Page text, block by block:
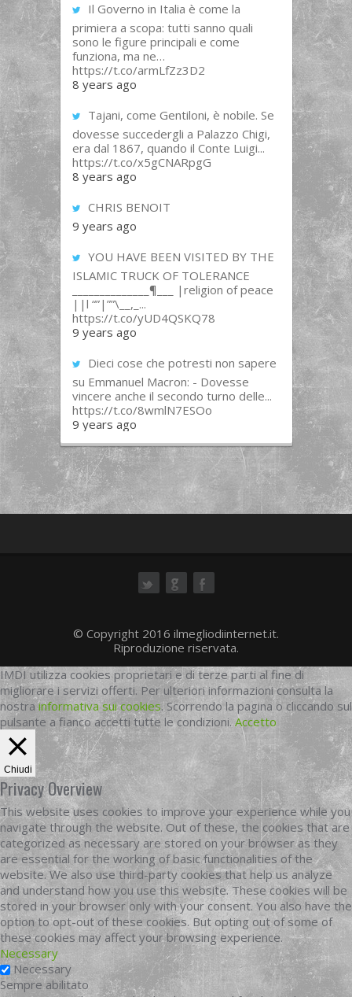
Il Governo in Italia è come la
primiera a scopa: tutti sanno quali
sono le figure principali e come
funziona, ma ne…
https://t.co/armLfZz3D2
8 years ago
Tajani, come Gentiloni, è nobile. Se
dovesse succedergli a Palazzo Chigi,
era dal 1867, quando il Conte Luigi...
https://t.co/x5gCNARpgG
8 years ago
CHRIS BENOIT
9 years ago
YOU HAVE BEEN VISITED BY THE
ISLAMIC TRUCK OF TOLERANCE
______________¶___ |religion of peace
||l “”|””\__,_...
https://t.co/yUD4QSKQ78
9 years ago
Dieci cose che potresti non sapere
su Emmanuel Macron: - Dovesse
vincere anche il secondo turno delle...
https://t.co/8wmlN7ESOo
9 years ago
© Copyright 2016 ilmegliodiinternet.it.
Riproduzione riservata.
IMDI utilizza cookies proprietari e di terze parti al fine di
migliorare i servizi offerti. Per ulteriori informazioni consulta la
nostrainformativa sui cookies. Scorrendo la pagina o cliccando sul
pulsante a fianco accetti tutte le condizioni.Accetto
Chiudi
Privacy Overview
This website uses cookies to improve your experience while you
navigate through the website. Out of these, the cookies that are
categorized as necessary are stored on your browser as they
are essential for the working of basic functionalities of the
website. We also use third-party cookies that help us analyze
and understand how you use this website. These cookies will be
stored in your browser only with your consent. You also have the
option to opt-out of these cookies. But opting out of some of
these cookies may affect your browsing experience.
Necessary
Necessary
Sempre abilitato